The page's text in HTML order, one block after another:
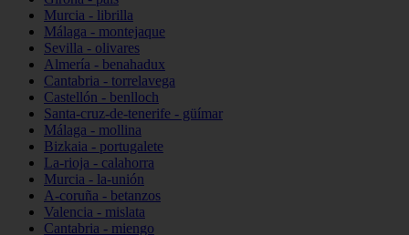
Murcia - librilla
Málaga - montejaque
Sevilla - olivares
Almería - benahadux
Cantabria - torrelavega
Castellón - benlloch
Santa-cruz-de-tenerife - güímar
Málaga - mollina
Bizkaia - portugalete
La-rioja - calahorra
Murcia - la-unión
A-coruña - betanzos
Valencia - mislata
Cantabria - miengo